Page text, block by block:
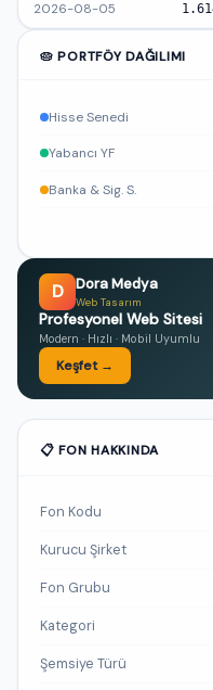
2026-08-05
🥧 PORTFÖY DAĞILIMI
Hisse Senedi
Yabancı YF
Banka & Sig. S.
D Dora Medya
Web Tasarım
Profesyonel Web Sitesi
Modern · Hızlı · Mobil Uyumlu
Keşfet →
📋 FON HAKKINDA
Fon Kodu
Kurucu Şirket
Fon Grubu
Kategori
Şemsiye Türü